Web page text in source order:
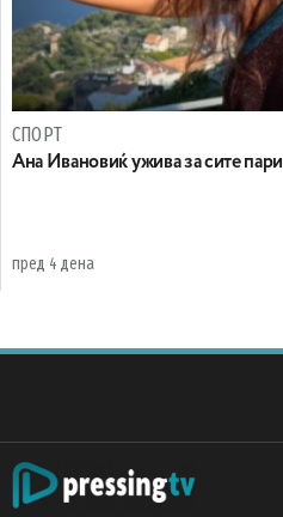
СПОРТ
Ана Ивановиќ ужива за сите пари
пред 4 дена